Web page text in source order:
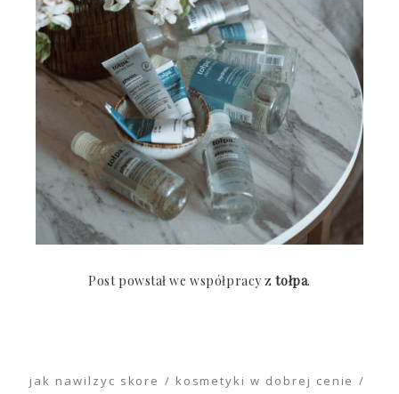
Post powstał we współpracy ztołpa.
jak nawilzyc skore
kosmetyki w dobrej cenie